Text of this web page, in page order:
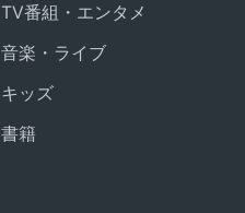
TV番組・エンタメ
音楽・ライブ
キッズ
書籍